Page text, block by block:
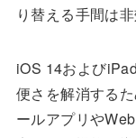
り替える手間は
iOS 14および
便さを解消する
ールアプリや